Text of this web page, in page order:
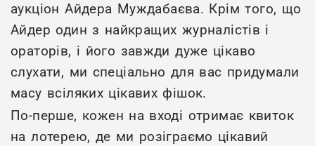
аукціон Айдера Муждабаєва. Крім того, що
Айдер один з найкращих журналістів і
ораторів, і його завжди дуже цікаво
слухати, ми спеціально для вас придумали
масу всіляких цікавих фішок.
По-перше, кожен на вході отримає квиток
на лотерею, де ми розіграємо цікавий